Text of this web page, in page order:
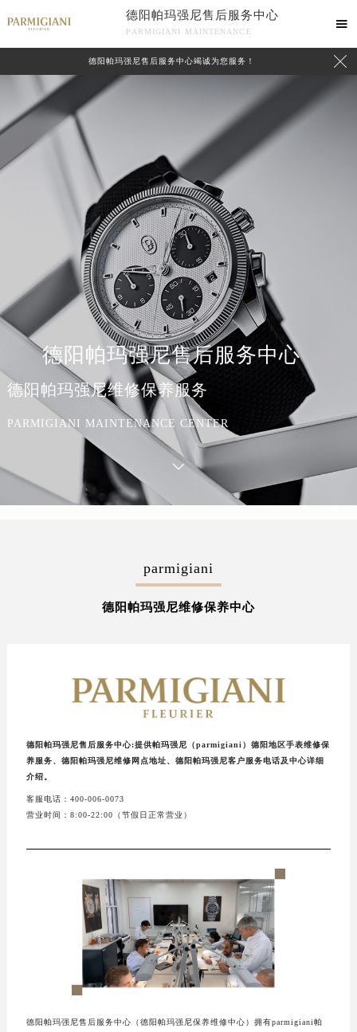
德阳帕玛强尼售后服务中心
PARMIGIANI MAINTENANCE

德阳帕玛强尼售后服务中心竭诚为您服务！ 
德阳帕玛强尼售后服务中心
德阳帕玛强尼维修保养服务
PARMIGIANI MAINTENANCE CENTER
联系我们
parmigiani
德阳帕玛强尼维修保养中心
德阳帕玛强尼售后服务中心:提供帕玛强尼（parmigiani）德阳地区手表维修保
养服务、德阳帕玛强尼维修网点地址、德阳帕玛强尼客户服务电话及中心详细
介绍。
客服电话：400-006-0073
营业时间：8:00-22:00（节假日正常营业）
德阳帕玛强尼售后服务中心（德阳帕玛强尼保养维修中心）拥有parmigiani帕